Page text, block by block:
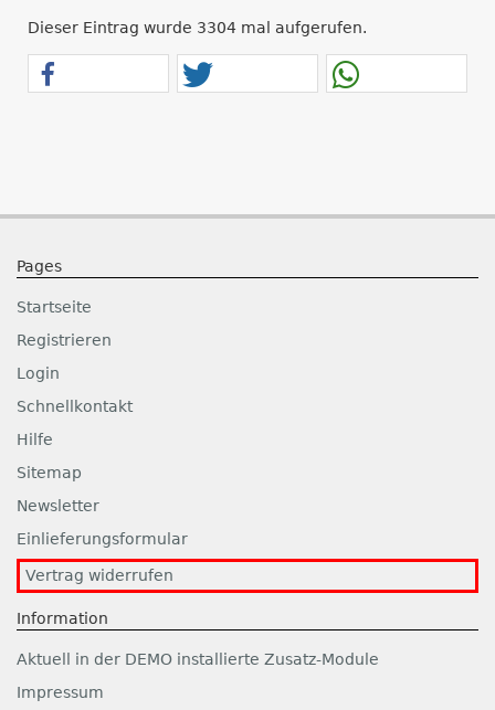
Dieser Eintrag wurde 3304 mal aufgerufen.
Pages
Startseite
Registrieren
Login
Schnellkontakt
Hilfe
Sitemap
Newsletter
Einlieferungsformular
Vertrag widerrufen
Information
Aktuell in der DEMO installierte Zusatz-Module
Impressum